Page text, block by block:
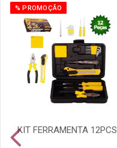
% PROMOÇÃO
KIT FERRAMENTA 12PCS